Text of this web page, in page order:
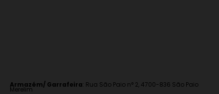
Armazém/ Garrafeira: Rua São Paio n° 2, 4700-836 São Paio
Merelim